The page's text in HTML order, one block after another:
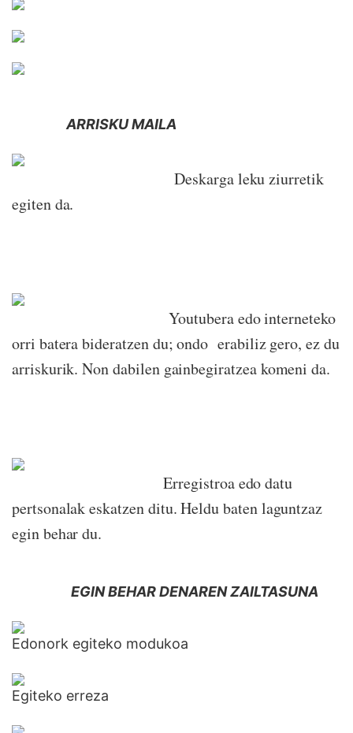
ARRISKU MAILA
Deskarga leku ziurretik
egiten da.
Youtubera edo interneteko
orri batera bideratzen du; ondo erabiliz gero, ez du
arriskurik. Non dabilen gainbegiratzea komeni da.
Erregistroa edo datu
pertsonalak eskatzen ditu. Heldu baten laguntzaz
egin behar du.
EGIN BEHAR DENAREN ZAILTASUNA
Edonork egiteko modukoa
Egiteko erreza